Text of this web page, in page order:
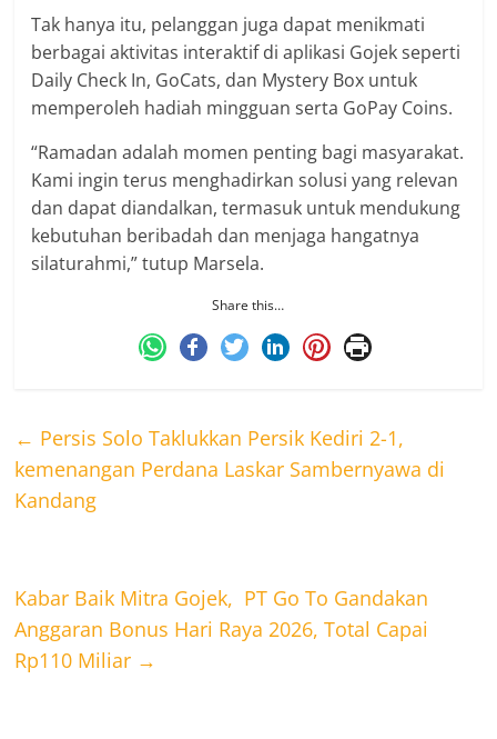
Tak hanya itu, pelanggan juga dapat menikmati
berbagai aktivitas interaktif di aplikasi Gojek seperti
Daily Check In, GoCats, dan Mystery Box untuk
memperoleh hadiah mingguan serta GoPay Coins.
“Ramadan adalah momen penting bagi masyarakat.
Kami ingin terus menghadirkan solusi yang relevan
dan dapat diandalkan, termasuk untuk mendukung
kebutuhan beribadah dan menjaga hangatnya
silaturahmi,” tutup Marsela.
Share this…
← Persis Solo Taklukkan Persik Kediri 2-1,
kemenangan Perdana Laskar Sambernyawa di
Kandang
Kabar Baik Mitra Gojek, PT Go To Gandakan
Anggaran Bonus Hari Raya 2026, Total Capai
Rp110 Miliar →